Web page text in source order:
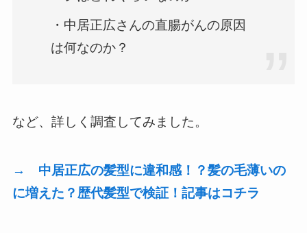
・中居正広さんの直腸がんの原因
は何なのか？
など、詳しく調査してみました。
→ 中居正広の髪型に違和感！？髪の毛薄いの
に増えた？歴代髪型で検証！記事はコチラ